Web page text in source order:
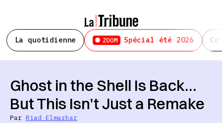
La quotidienne ZOOM Spécial été 2026
Ghost in the Shell Is Back…
But This Isn’t Just a Remake
Par Riad Elmarhar